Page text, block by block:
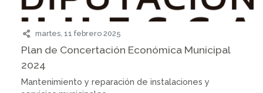
martes, 11 febrero 2025
Plan de Concertación Económica Municipal
2024
Mantenimiento y reparación de instalaciones y